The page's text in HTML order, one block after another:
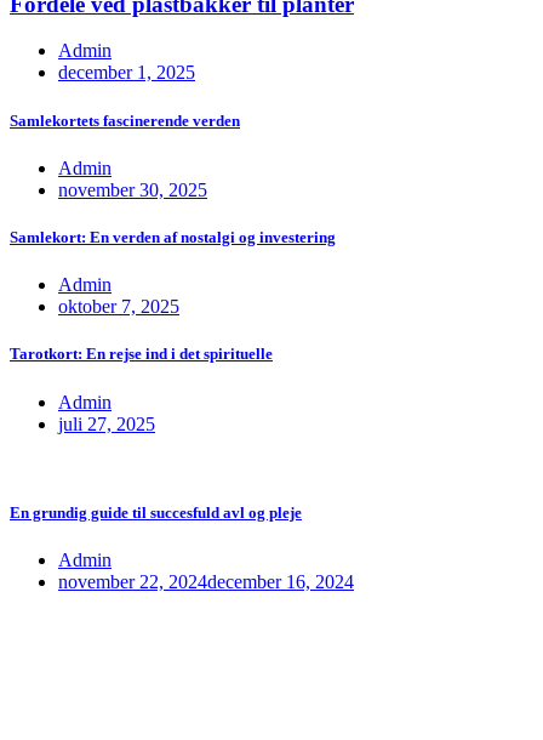
Admin
december 1, 2025
Samlekortets fascinerende verden
Admin
november 30, 2025
Samlekort: En verden af nostalgi og investering
Admin
oktober 7, 2025
Tarotkort: En rejse ind i det spirituelle
Admin
juli 27, 2025
En grundig guide til succesfuld avl og pleje
Admin
november 22, 2024december 16, 2024